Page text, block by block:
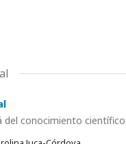
del conocimiento